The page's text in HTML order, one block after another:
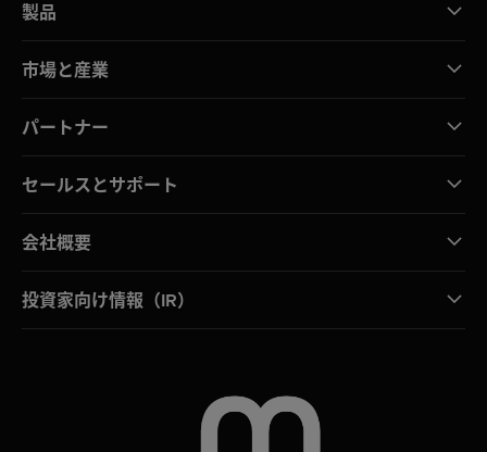
製品
市場と産業
パートナー
セールスとサポート
会社概要
投資家向け情報（IR）